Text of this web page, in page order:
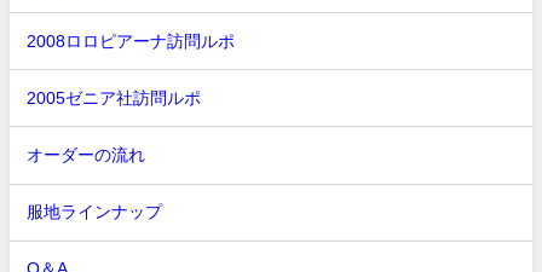
2008ロロピアーナ訪問ルポ
2005ゼニア社訪問ルポ
オーダーの流れ
服地ラインナップ
Q＆A